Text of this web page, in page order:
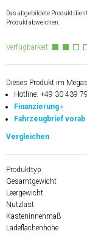
Das abgebildete Produkt
Produkt abweichen.
Verfügbarkeit:
Dieses Produkt im
Hotline: +49 30 439
Finanzierung ›
Fahrzeugbrief vorab
Vergleichen
Produkttyp
Gesamtgewicht
Leergewicht
Nutzlast
Kasteninnenmaß
Ladeflächenhöhe